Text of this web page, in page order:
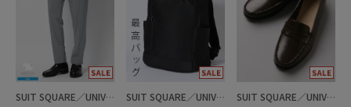
SUIT SQUARE／UNIVERSAL LANGUAGE
SUIT SQUARE／UNIVERSAL LANGUAGE
SUIT SQUARE／UNIVERSAL LANGUAGE